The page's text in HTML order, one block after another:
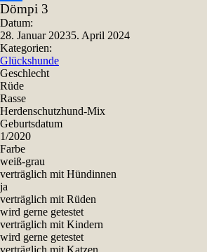
Teilen
Dömpi 3
Datum:
28. Januar 20235. April 2024
Kategorien:
Glückshunde
Geschlecht
Rüde
Rasse
Herdenschutzhund-Mix
Geburtsdatum
1/2020
Farbe
weiß-grau
verträglich mit Hündinnen
ja
verträglich mit Rüden
wird gerne getestet
verträglich mit Kindern
wird gerne getestet
verträglich mit Katzen